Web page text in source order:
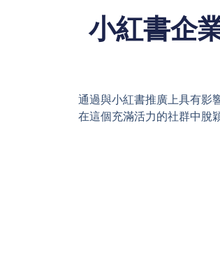
小紅書企
通過與小紅書推廣上具有影
在這個充滿活力的社群中脫